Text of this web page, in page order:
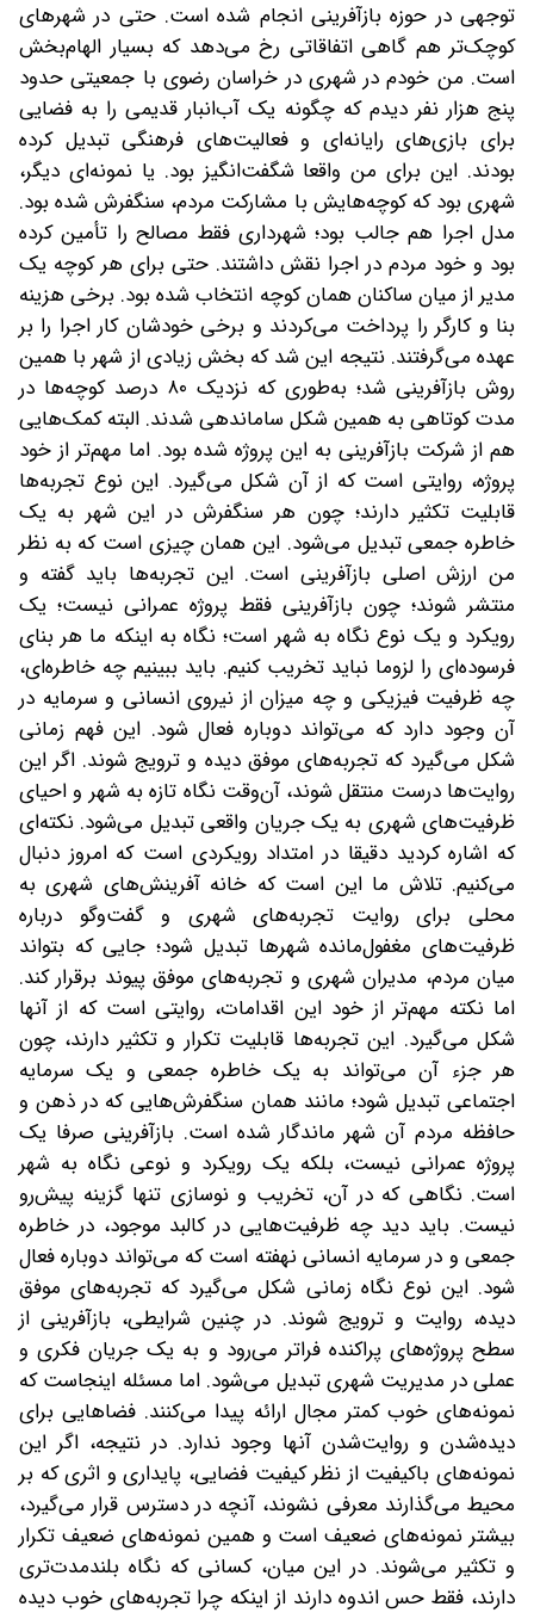
توجهی در حوزه بازآفرینی انجام شده است. حتی در شهرهای
کوچک‌تر هم گاهی اتفاقاتی رخ می‌دهد که بسیار الهام‌بخش
است. من خودم در شهری در خراسان رضوی با جمعیتی حدود
پنج هزار نفر دیدم که چگونه یک آب‌انبار قدیمی را به فضایی
برای بازی‌های رایانه‌ای و فعالیت‌های فرهنگی تبدیل کرده
بودند. این برای من واقعا شگفت‌انگیز بود. یا نمونه‌ای دیگر،
شهری بود که کوچه‌هایش با مشارکت مردم، سنگفرش شده بود.
مدل اجرا هم جالب بود؛ شهرداری فقط مصالح را تأمین کرده
بود و خود مردم در اجرا نقش داشتند. حتی برای هر کوچه یک
مدیر از میان ساکنان همان کوچه انتخاب شده بود. برخی هزینه
بنا و کارگر را پرداخت می‌کردند و برخی خودشان کار اجرا را بر
عهده می‌گرفتند. نتیجه این شد که بخش زیادی از شهر با همین
روش بازآفرینی شد؛ به‌طوری که نزدیک ۸۰ درصد کوچه‌ها در
مدت کوتاهی به همین شکل ساماندهی شدند. البته کمک‌هایی
هم از شرکت بازآفرینی به این پروژه شده بود. اما مهم‌تر از خود
پروژه، روایتی است که از آن شکل می‌گیرد. این نوع تجربه‌ها
قابلیت تکثیر دارند؛ چون هر سنگفرش در این شهر به یک
خاطره جمعی تبدیل می‌شود. این همان چیزی است که به نظر
من ارزش اصلی بازآفرینی است. این تجربه‌ها باید گفته و
منتشر شوند؛ چون بازآفرینی فقط پروژه عمرانی نیست؛ یک
رویکرد و یک نوع نگاه به شهر است؛ نگاه به اینکه ما هر بنای
فرسوده‌ای را لزوما نباید تخریب کنیم. باید ببینیم چه خاطره‌ای،
چه ظرفیت فیزیکی و چه میزان از نیروی انسانی و سرمایه در
آن وجود دارد که می‌تواند دوباره فعال شود. این فهم زمانی
شکل می‌گیرد که تجربه‌های موفق دیده و ترویج شوند. اگر این
روایت‌ها درست منتقل شوند، آن‌وقت نگاه تازه به شهر و احیای
ظرفیت‌های شهری به یک جریان واقعی تبدیل می‌شود. نکته‌ای
که اشاره کردید دقیقا در امتداد رویکردی است که امروز دنبال
می‌کنیم. تلاش ما این است که خانه آفرینش‌های شهری به
محلی برای روایت تجربه‌های شهری و گفت‌وگو درباره
ظرفیت‌های مغفول‌مانده شهرها تبدیل شود؛ جایی که بتواند
میان مردم، مدیران شهری و تجربه‌های موفق پیوند برقرار کند.
اما نکته مهم‌تر از خود این اقدامات، روایتی است که از آنها
شکل می‌گیرد. این تجربه‌ها قابلیت تکرار و تکثیر دارند، چون
هر جزء آن می‌تواند به یک خاطره جمعی و یک سرمایه
اجتماعی تبدیل شود؛ مانند همان سنگفرش‌هایی که در ذهن و
حافظه مردم آن شهر ماندگار شده است. بازآفرینی صرفا یک
پروژه عمرانی نیست، بلکه یک رویکرد و نوعی نگاه به شهر
است. نگاهی که در آن، تخریب و نوسازی تنها گزینه پیش‌رو
نیست. باید دید چه ظرفیت‌هایی در کالبد موجود، در خاطره
جمعی و در سرمایه انسانی نهفته است که می‌تواند دوباره فعال
شود. این نوع نگاه زمانی شکل می‌گیرد که تجربه‌های موفق
دیده، روایت و ترویج شوند. در چنین شرایطی، بازآفرینی از
سطح پروژه‌های پراکنده فراتر می‌رود و به یک جریان فکری و
عملی در مدیریت شهری تبدیل می‌شود. اما مسئله اینجاست که
نمونه‌های خوب کمتر مجال ارائه پیدا می‌کنند. فضاهایی برای
دیده‌شدن و روایت‌شدن آنها وجود ندارد. در نتیجه، اگر این
نمونه‌های باکیفیت از نظر کیفیت فضایی، پایداری و اثری که بر
محیط می‌گذارند معرفی نشوند، آنچه در دسترس قرار می‌گیرد،
بیشتر نمونه‌های ضعیف است و همین نمونه‌های ضعیف تکرار
و تکثیر می‌شوند. در این میان، کسانی که نگاه بلندمدت‌تری
دارند، فقط حس اندوه دارند از اینکه چرا تجربه‌های خوب دیده